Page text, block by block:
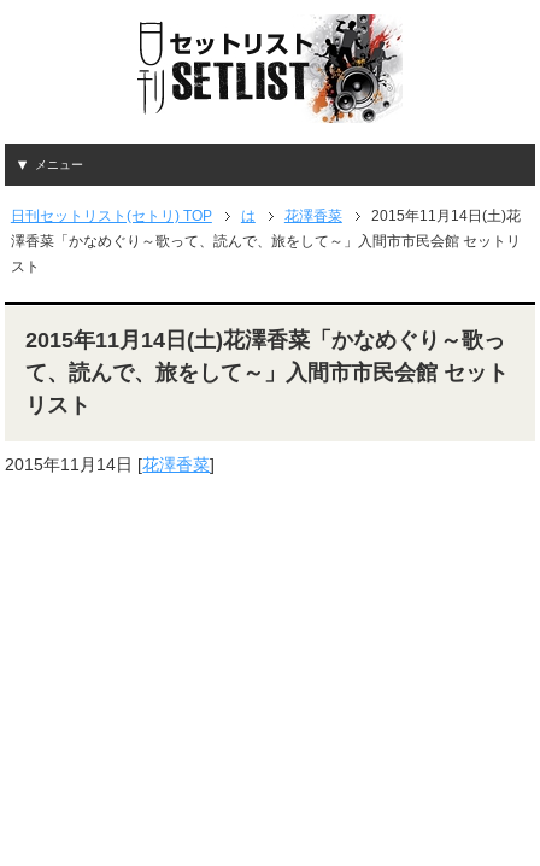
メニュー
日刊セットリスト(セトリ) TOP は 花澤香菜
2015年11月14日(土)花
澤香菜「かなめぐり～歌って、読んで、旅をして～」入間市市民会館 セットリ
スト
2015年11月14日(土)花澤香菜「かなめぐり～歌っ
て、読んで、旅をして～」入間市市民会館 セット
リスト
2015年11月14日 [花澤香菜]